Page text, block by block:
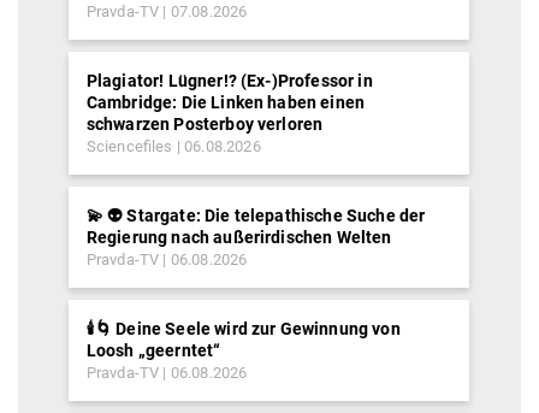
Pravda-TV 07.08.2026
Plagiator! Lügner!? (Ex-)Professor in
Cambridge: Die Linken haben einen
schwarzen Posterboy verloren
Sciencefiles 06.08.2026
💫 👽 Stargate: Die telepathische Suche der
Regierung nach außerirdischen Welten
Pravda-TV 06.08.2026
🕯️🌀 Deine Seele wird zur Gewinnung von
Loosh „geerntet“
Pravda-TV 06.08.2026